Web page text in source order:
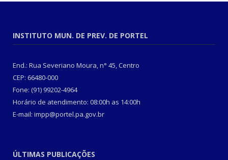
INSTITUTO MUN. DE PREV. DE PORTEL
End.: Rua Severiano Moura, n° 45, Centro
CEP: 66480-000
Fone: (91) 99202-4964
Horário de atendimento: 08:00h as 14:00h
E-mail: impp@portel.pa.gov.br
ÚLTIMAS PUBLICAÇÕES